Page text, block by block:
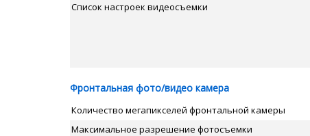
Список настроек видеосъемки
Фронтальная фото/видео камера
Количество мегапикселей фронтальной камеры
Максимальное разрешение фотосъемки